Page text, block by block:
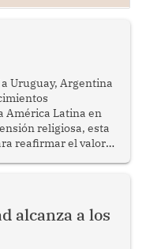
Uruguay, Argentina
América Latina en
religiosa, esta
reafirmar el valor
cohesión
alcanza a los